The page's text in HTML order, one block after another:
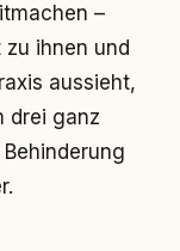
–
ihnen und
aussieht,
drei ganz